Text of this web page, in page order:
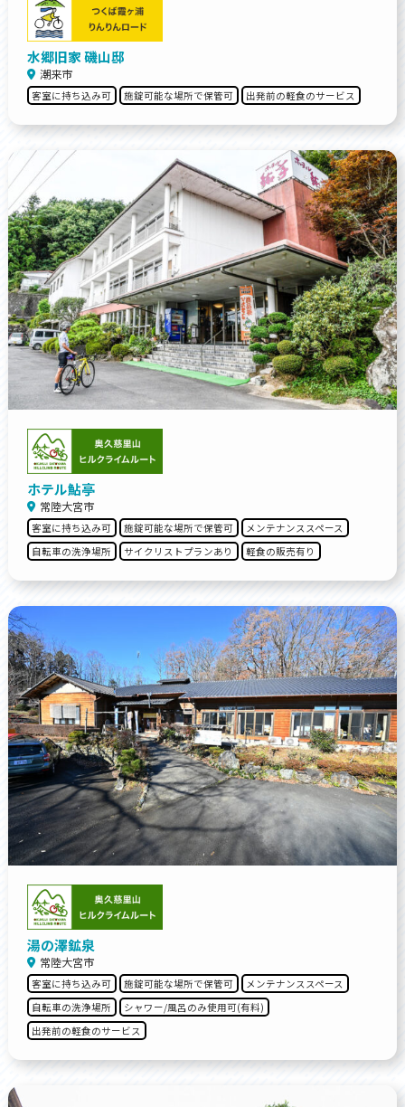
水郷旧家 磯山邸
潮来市
客室に持ち込み可 施錠可能な場所で保管可 出発前の軽食のサービス
ホテル鮎亭
常陸大宮市
客室に持ち込み可 施錠可能な場所で保管可
メンテナンススペース
自転車の洗浄場所
サイクリストプランあり 軽食の販売有り
湯の澤鉱泉
常陸大宮市
客室に持ち込み可 施錠可能な場所で保管可
メンテナンススペース
自転車の洗浄場所
シャワー/風呂のみ使用可(有料)
出発前の軽食のサービス